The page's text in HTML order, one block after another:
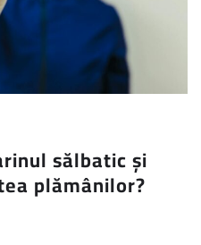
sălbatic și
plămânilor?